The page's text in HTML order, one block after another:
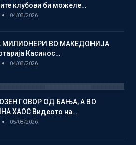
клубови би можеле…
04/08/2026
МИЛИОНЕРИ ВО МАКЕДОНИЈА
Касинос…
04/08/2026
ГОВОР ОД БАЊА, А ВО
ХАОС Видеото на…
05/08/2026